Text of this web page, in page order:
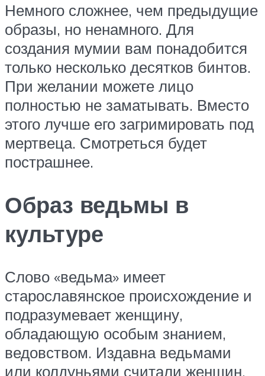
Немного сложнее, чем предыдущие
образы, но ненамного. Для
создания мумии вам понадобится
только несколько десятков бинтов.
При желании можете лицо
полностью не заматывать. Вместо
этого лучше его загримировать под
мертвеца. Смотреться будет
пострашнее.
Образ ведьмы в
культуре
Слово «ведьма» имеет
старославянское происхождение и
подразумевает женщину,
обладающую особым знанием,
ведовством. Издавна ведьмами
или колдуньями считали женщин,